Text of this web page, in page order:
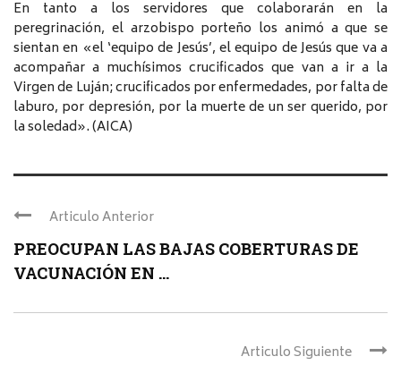
En tanto a los servidores que colaborarán en la
peregrinación, el arzobispo porteño los animó a que se
sientan en «el ‘equipo de Jesús’, el equipo de Jesús que va a
acompañar a muchísimos crucificados que van a ir a la
Virgen de Luján; crucificados por enfermedades, por falta de
laburo, por depresión, por la muerte de un ser querido, por
la soledad». (AICA)
Articulo Anterior
PREOCUPAN LAS BAJAS COBERTURAS DE
VACUNACIÓN EN ...
Articulo Siguiente